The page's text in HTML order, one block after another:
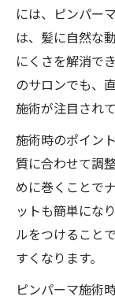
には、ピンパー
は、髪に自然な
にくさを解消で
のサロンでも、
施術が注目されて
施術時のポイン
質に合わせて調
めに巻くことで
ットも簡単にな
ルをつけること
すくなります。
ピンパーマ施術